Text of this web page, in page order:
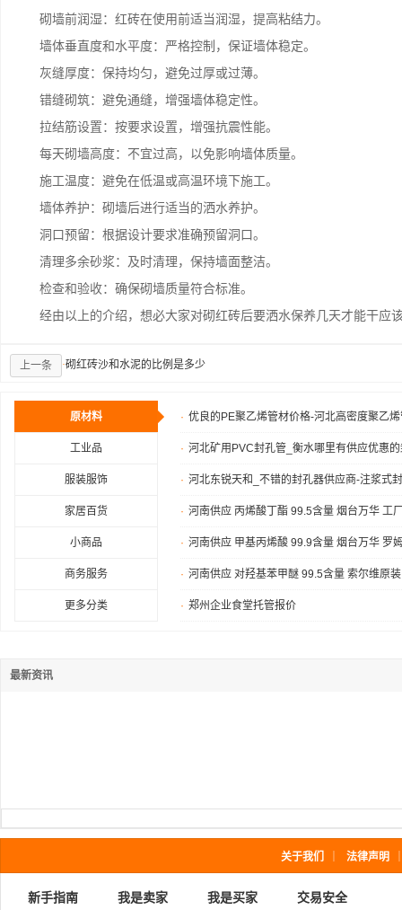
砌墙前润湿：红砖在使用前适当润湿，提高粘结力。
墙体垂直度和水平度：严格控制，保证墙体稳定。
灰缝厚度：保持均匀，避免过厚或过薄。
错缝砌筑：避免通缝，增强墙体稳定性。
拉结筋设置：按要求设置，增强抗震性能。
每天砌墙高度：不宜过高，以免影响墙体质量。
施工温度：避免在低温或高温环境下施工。
墙体养护：砌墙后进行适当的洒水养护。
洞口预留：根据设计要求准确预留洞口。
清理多余砂浆：及时清理，保持墙面整洁。
检查和验收：确保砌墙质量符合标准。
经由以上的介绍，想必大家对砌红砖后要洒水保养几天才能干应
上一条 ·砌红砖沙和水泥的比例是多少
原材料
工业品
服装服饰
家居百货
小商品
商务服务
更多分类
· 优良的PE聚乙烯管材价格-河北高密度聚乙
· 河北矿用PVC封孔管_衡水哪里有供应优惠
· 河北东锐天和_不错的封孔器供应商-注浆式
· 河南供应 丙烯酸丁酯 99.5含量 烟台万华 工
· 河南供应 甲基丙烯酸 99.9含量 烟台万华 罗
· 河南供应 对羟基苯甲醚 99.5含量 索尔维原
· 郑州企业食堂托管报价
最新资讯
关于我们 法律声明
新手指南 我是卖家 我是买家 交易安全